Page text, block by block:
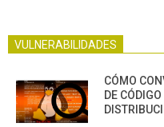
VULNERABILIDADES
CÓMO
DE